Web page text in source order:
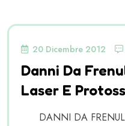
20 Dicembre 2012
Danni Da
Laser E
DANNI DA